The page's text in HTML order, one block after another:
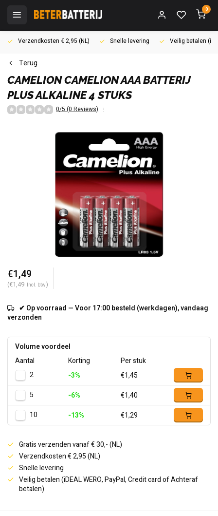
0
Verzendkosten € 2,95 (NL) Snelle levering Veilig betalen
Terug
CAMELIONCAMELION AAA BATTERIJ
PLUS ALKALINE 4 STUKS
0/5 (0 Reviews)
€1,49
(€1,49 Incl. btw)
✔ Op voorraad — Voor 17:00 besteld (werkdagen), vandaag
verzonden
Volume voordeel
Aantal
Korting
Per stuk
2
-3%
€1,45
5
-6%
€1,40
10
-13% €1,29
Gratis verzenden vanaf € 30,- (NL)
Verzendkosten € 2,95 (NL)
Snelle levering
Veilig betalen (iDEAL WERO, PayPal, Credit card of Achteraf
betalen)